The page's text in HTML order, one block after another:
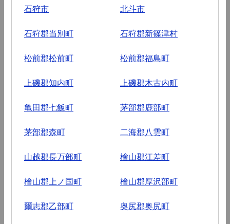
石狩市 北斗市
石狩郡当別町 石狩郡新篠津村
松前郡松前町 松前郡福島町
上磯郡知内町 上磯郡木古内町
亀田郡七飯町 茅部郡鹿部町
茅部郡森町 二海郡八雲町
山越郡長万部町 檜山郡江差町
檜山郡上ノ国町 檜山郡厚沢部町
爾志郡乙部町 奥尻郡奥尻町